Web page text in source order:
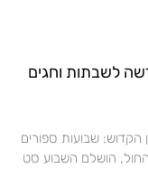
לשבתות וחגים
הקדוש: שבועות ספורים
הושלם השבוע סט